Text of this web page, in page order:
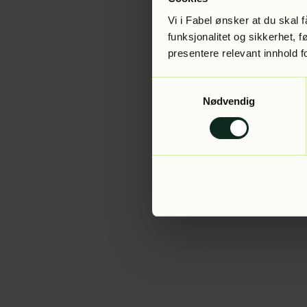
Vi i Fabel ønsker at du skal
funksjonalitet og sikkerhet,
presentere relevant innhold
Nødvendig
Application